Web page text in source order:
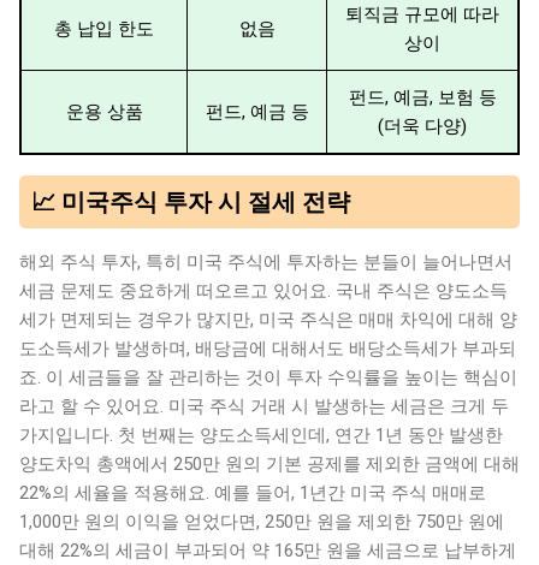
총 납입 한도 없음
퇴직금 규모에 따라
상이
운용 상품 펀드, 예금 등
펀드, 예금, 보험 등
(더욱 다양)
📈 미국주식 투자 시 절세 전략
해외 주식 투자, 특히 미국 주식에 투자하는 분들이 늘어나면서
세금 문제도 중요하게 떠오르고 있어요. 국내 주식은 양도소득
세가 면제되는 경우가 많지만, 미국 주식은 매매 차익에 대해 양
도소득세가 발생하며, 배당금에 대해서도 배당소득세가 부과되
죠. 이 세금들을 잘 관리하는 것이 투자 수익률을 높이는 핵심이
라고 할 수 있어요. 미국 주식 거래 시 발생하는 세금은 크게 두
가지입니다. 첫 번째는 양도소득세인데, 연간 1년 동안 발생한
양도차익 총액에서 250만 원의 기본 공제를 제외한 금액에 대해
22%의 세율을 적용해요. 예를 들어, 1년간 미국 주식 매매로
1,000만 원의 이익을 얻었다면, 250만 원을 제외한 750만 원에
대해 22%의 세금이 부과되어 약 165만 원을 세금으로 납부하게